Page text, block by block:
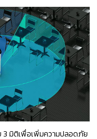
มิติเพื่อเพิ่มความปลอดภัย